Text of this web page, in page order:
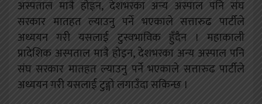
अस्पताल मात्रै होइन, देशभरका अन्य अस्पाल पनि संघ
सरकार मातहत ल्याउनु पर्ने भएकाले सत्तारुढ पार्टीले
अध्ययन गरी यसलाई टुस्वभाविक हुँदैन । महाकाली
प्रादेशिक अस्पताल मात्रै होइन, देशभरका अन्य अस्पाल पनि
संघ सरकार मातहत ल्याउनु पर्ने भएकाले सत्तारुढ पार्टीले
अध्ययन गरी यसलाई टुङ्गो लगाउँदा सकिन्छ ।